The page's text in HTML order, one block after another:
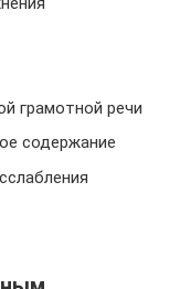
грамотной речи
содержание